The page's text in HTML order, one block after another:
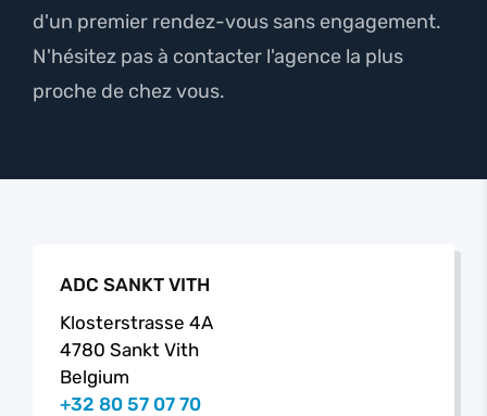
d'un premier rendez-vous sans engagement.
N'hésitez pas à contacter l'agence la plus
proche de chez vous.
ADC SANKT VITH
Klosterstrasse 4A
4780 Sankt Vith
Belgium
+32 80 57 07 70